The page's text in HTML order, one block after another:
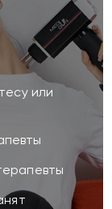
или